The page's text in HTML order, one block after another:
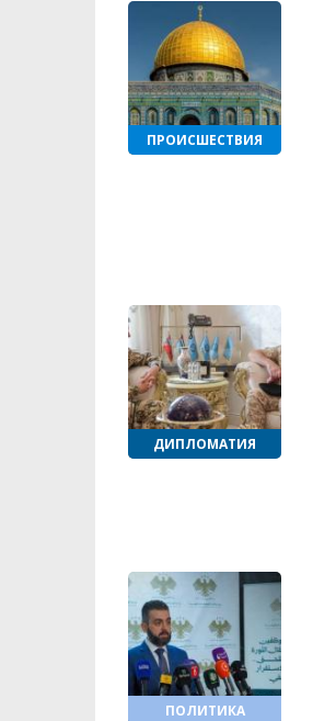
ПРОИСШЕСТВИЯ
ДИПЛОМАТИЯ
ПОЛИТИКА